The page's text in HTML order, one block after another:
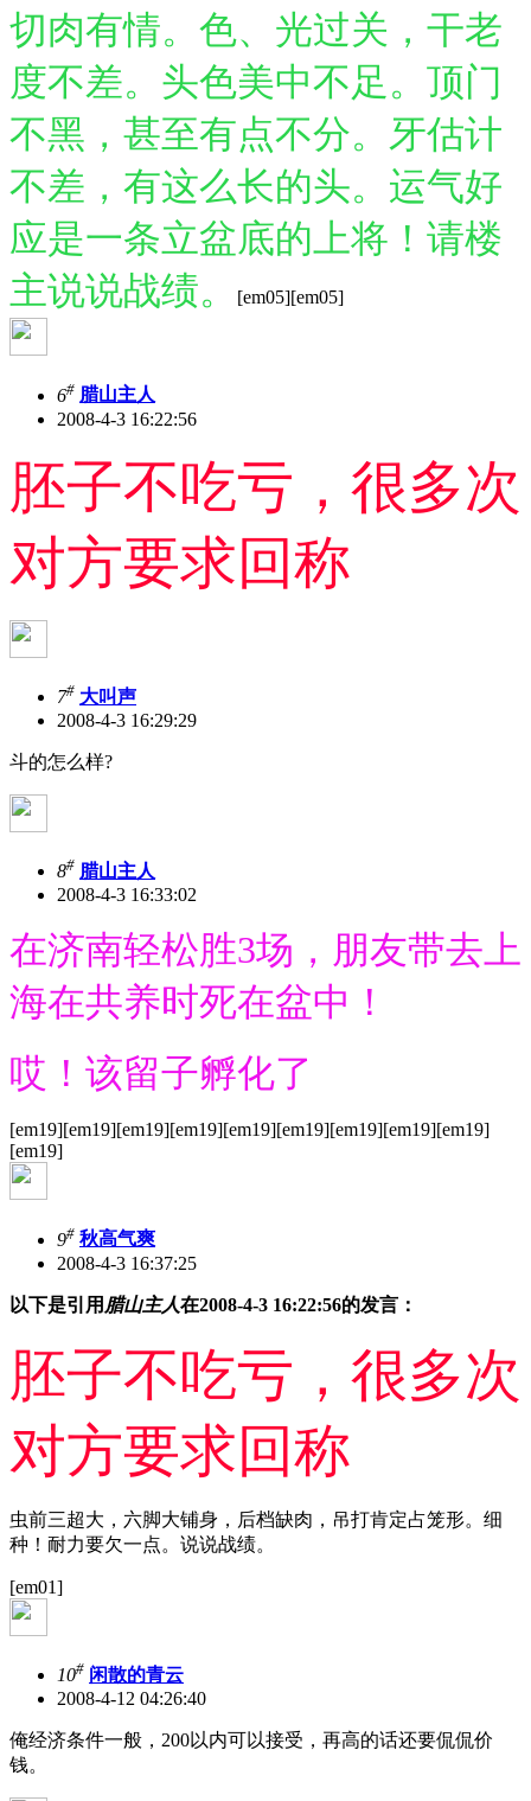
切肉有情。色、光过关，干老
度不差。头色美中不足。顶门
不黑，甚至有点不分。牙估计
不差，有这么长的头。运气好
应是一条立盆底的上将！请楼
主说说战绩。
[em05][em05]
6# 腊山主人
2008-4-3 16:22:56
胚子不吃亏，很多次
对方要求回称
7# 大叫声
2008-4-3 16:29:29
斗的怎么样?
8# 腊山主人
2008-4-3 16:33:02
在济南轻松胜3场，朋友带去上
海在共养时死在盆中！
哎！该留子孵化了
[em19][em19][em19][em19][em19][em19][em19][em19][em19]
[em19]
9# 秋高气爽
2008-4-3 16:37:25
以下是引用 腊山主人在2008-4-3 16:22:56的发言：
胚子不吃亏，很多次
对方要求回称
虫前三超大，六脚大铺身，后档缺肉，吊打肯定占笼形。细
种！耐力要欠一点。说说战绩。
[em01]
10# 闲散的青云
2008-4-12 04:26:40
俺经济条件一般，200以内可以接受，再高的话还要侃侃价
钱。